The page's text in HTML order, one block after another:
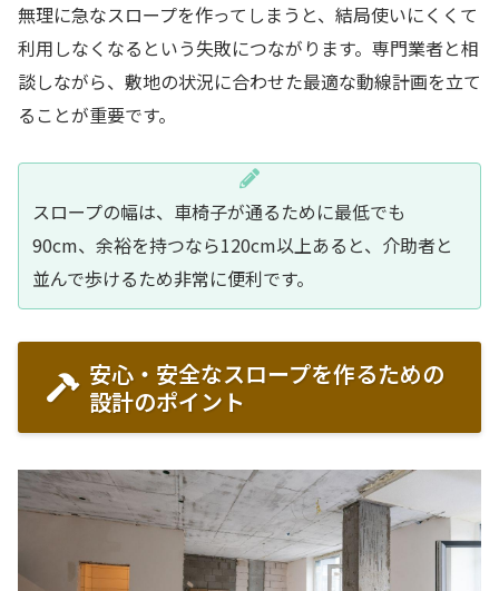
無理に急なスロープを作ってしまうと、結局使いにくくて
利用しなくなるという失敗につながります。専門業者と相
談しながら、敷地の状況に合わせた最適な動線計画を立て
ることが重要です。
スロープの幅は、車椅子が通るために最低でも
90cm、余裕を持つなら120cm以上あると、介助者と
並んで歩けるため非常に便利です。
安心・安全なスロープを作るための
設計のポイント